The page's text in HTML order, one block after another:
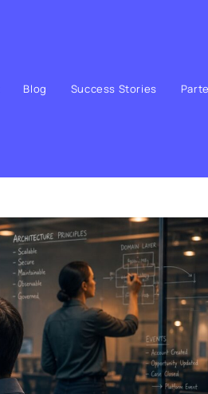
Blog Success Stories